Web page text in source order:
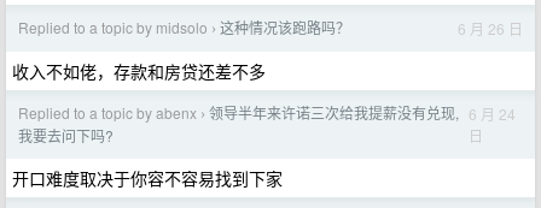
Replied to a topic by midsolo › 这种情况该跑路吗？ 6 月 26 日
收入不如佬，存款和房贷还差不多
Replied to a topic by abenx › 领导半年来许诺三次给我提薪没有兑现,
我要去问下吗?
6 月 24
日
开口难度取决于你容不容易找到下家